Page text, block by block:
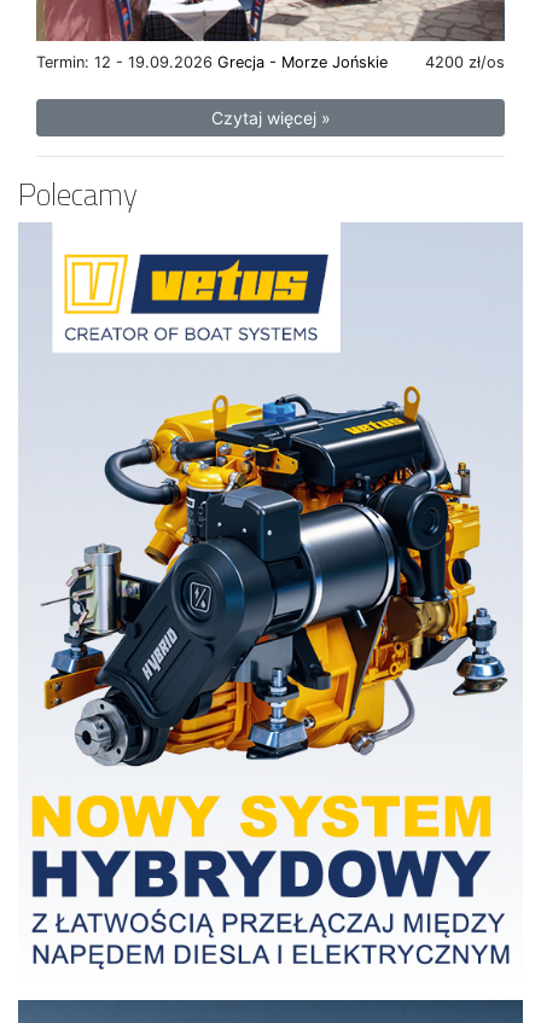
Termin: 12 - 19.09.2026 4200 zł/os
Grecja - Morze Jońskie
Czytaj więcej »
Polecamy